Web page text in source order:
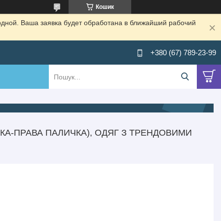
Кошик
Ваша заявка будет обработана в ближайший рабочий
+380 (67) 789-23-99
ПРАВА ПАЛИЧКА), ОДЯГ З ТРЕНДОВИМИ